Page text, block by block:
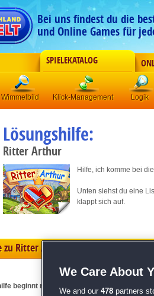
Bei uns findest du die
und Online Games für
SPIELEKATALOG
Wimmelbild Klick-Management Logik
Lösungshilfe:
Ritter Arthur
Hilfe, ich komme bei
Unten siehst du eine
klappt sich auf.
Ritter Arthur
beginnt mit 1.3, da die beiden vorherigen
We Care About
We and our 478 partners